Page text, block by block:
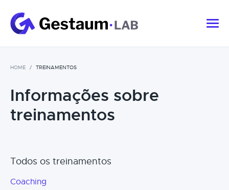
HOME TREINAMENTOS
Informações sobre
treinamentos
Todos os treinamentos
Coaching